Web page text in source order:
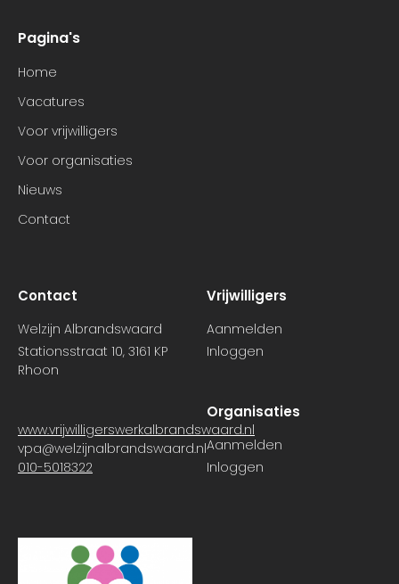
Pagina's
Home
Vacatures
Voor vrijwilligers
Voor organisaties
Nieuws
Contact
Contact
Welzijn Albrandswaard
Stationsstraat 10, 3161 KP
Rhoon
www.vrijwilligerswerkalbrandswaard.nl
vpa@welzijnalbrandswaard.nl
010-5018322
Vrijwilligers
Aanmelden
Inloggen
Organisaties
Aanmelden
Inloggen